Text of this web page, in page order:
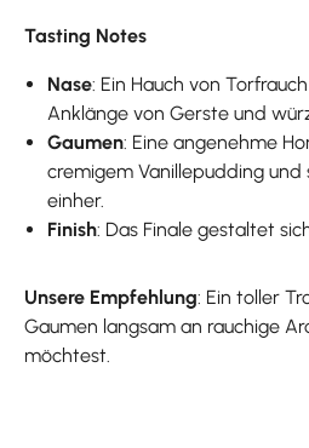
Tasting Notes
Nase: Ein Hauch von
Anklänge von Gerste und
Gaumen: Eine angenehme
cremigem Vanillepudding
einher.
Finish: Das Finale gestaltet
Unsere Empfehlung: Ein toller
Gaumen langsam an rauchige
möchtest.